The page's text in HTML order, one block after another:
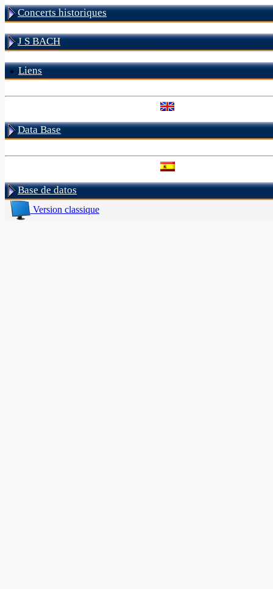
Concerts historiques
J S BACH
Liens
Data Base
Base de datos
Version classique